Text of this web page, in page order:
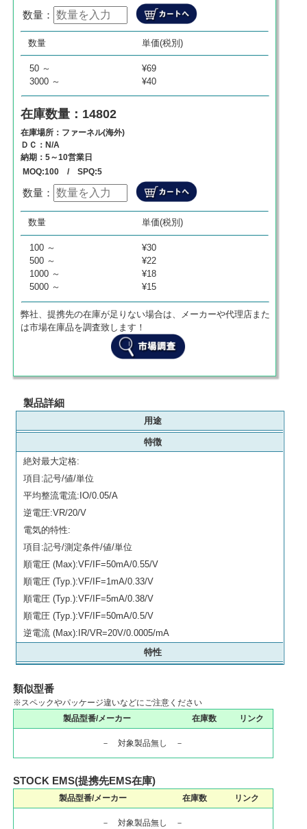
数量：
数量 単価 商品代金
0
数量 単価(税別)
50 ～
3000 ～
¥69
¥40
在庫数量：14802
在庫場所：ファーネル(海外)
ＤＣ：N/A
納期：5～10営業日
MOQ:100 / SPQ:5
数量：
数量 単価 商品代金
0
数量 単価(税別)
100 ～
500 ～
1000 ～
5000 ～
¥30
¥22
¥18
¥15
弊社、提携先の在庫が足りない場合は、メーカーや代理店また
は市場在庫品を調査致します！
製品詳細
用途
特徴
絶対最大定格:
項目:記号/値/単位
平均整流電流:IO/0.05/A
逆電圧:VR/20/V
電気的特性:
項目:記号/測定条件/値/単位
順電圧 (Max):VF/IF=50mA/0.55/V
順電圧 (Typ.):VF/IF=1mA/0.33/V
順電圧 (Typ.):VF/IF=5mA/0.38/V
順電圧 (Typ.):VF/IF=50mA/0.5/V
逆電流 (Max):IR/VR=20V/0.0005/mA
特性
類似型番
※スペックやパッケージ違いなどにご注意ください
製品型番/メーカー
在庫数 リンク
－ 対象製品無し －
STOCK EMS(提携先EMS在庫)
製品型番/メーカー 在庫数 リンク
－ 対象製品無し －